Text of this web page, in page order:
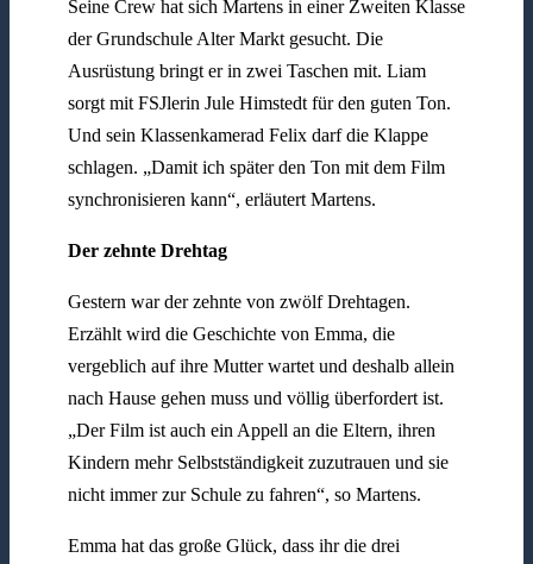
Seine Crew hat sich Martens in einer Zweiten Klasse
der Grundschule Alter Markt gesucht. Die
Ausrüstung bringt er in zwei Taschen mit. Liam
sorgt mit FSJlerin Jule Himstedt für den guten Ton.
Und sein Klassenkamerad Felix darf die Klappe
schlagen. „Damit ich später den Ton mit dem Film
synchronisieren kann“, erläutert Martens.
Der zehnte Drehtag
Gestern war der zehnte von zwölf Drehtagen.
Erzählt wird die Geschichte von Emma, die
vergeblich auf ihre Mutter wartet und deshalb allein
nach Hause gehen muss und völlig überfordert ist.
„Der Film ist auch ein Appell an die Eltern, ihren
Kindern mehr Selbstständigkeit zuzutrauen und sie
nicht immer zur Schule zu fahren“, so Martens.
Emma hat das große Glück, dass ihr die drei